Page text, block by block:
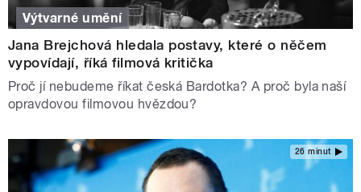
Výtvarné umění
Jana Brejchová hledala postavy, které o něčem
vypovídají, říká filmová kritička
Proč jí nebudeme říkat česká Bardotka? A proč byla naší
opravdovou filmovou hvězdou?
26 minut